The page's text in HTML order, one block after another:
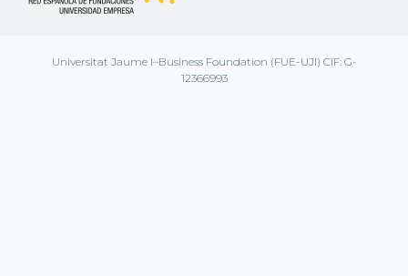
Universitat Jaume I–Business Foundation (FUE-UJI) CIF: G-
12366993